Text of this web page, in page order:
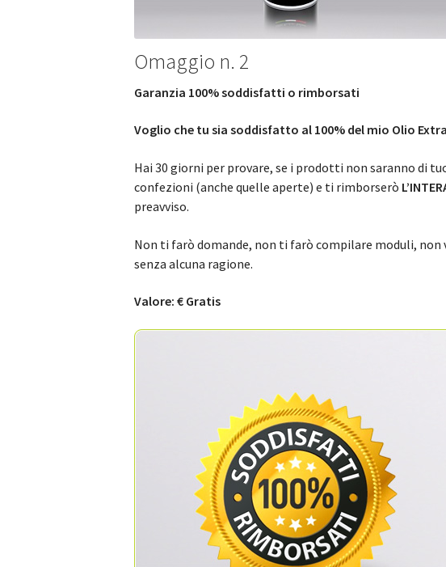
Omaggio n. 2
Garanzia 100% soddisfatti o rimborsati
Voglio che tu sia soddisfatto al 100% del mio Olio
Hai 30 giorni per provare, se i prodotti non saranno di
confezioni (anche quelle aperte) e ti rimborserò
preavviso.
Non ti farò domande, non ti farò compilare moduli,
senza alcuna ragione.
Valore: € Gratis